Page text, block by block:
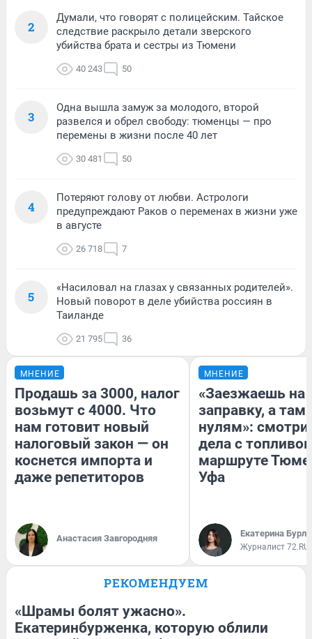
2
Думали, что говорят с полицейским. Тайское
следствие раскрыло детали зверского
убийства брата и сестры из Тюмени
40 243 50
3
Одна вышла замуж за молодого, второй
развелся и обрел свободу: тюменцы — про
перемены в жизни после 40 лет
30 481 50
4
Потеряют голову от любви. Астрологи
предупреждают Раков о переменах в жизни уже
в августе
26 718 7
5
«Насиловал на глазах у связанных родителей».
Новый поворот в деле убийства россиян в
Таиланде
21 795 36
МНЕНИЕ
Продашь за 3000, налог
возьмут с 4000. Что
нам готовит новый
налоговый закон — он
коснется импорта и
даже репетиторов
Анастасия Завгородняя
МНЕНИЕ
«Заезжаешь на
заправку, а там
нулям»:
дела с
маршруте
Уфа
Екатерина
Журналист 72.RU
РЕКОМЕНДУЕМ
«Шрамы болят ужасно».
Екатеринбурженка, которую облили